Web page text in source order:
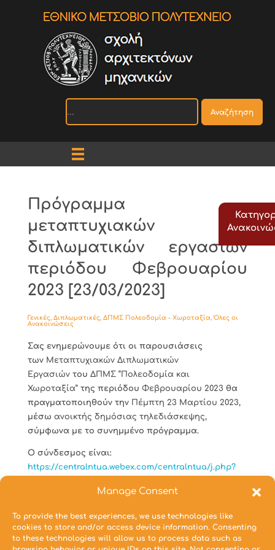
Manage Consent
To provide the best experiences, we use technologies like
cookies to store and/or access device information. Consenting
to these technologies will allow us to process data such as
Αναζήτηση
Πρόγραμμα
μεταπτυχιακών
διπλωματικών εργασιών
περιόδου Φεβρουαρίου
2023 [23/03/2023]
Γενικές, Διπλωματικές, ΔΠΜΣ Πολεοδομία - Χωροταξία,Όλες οι
Ανακοινώσεις
Σας ενημερώνουμε ότι οι παρουσιάσεις
των Μεταπτυχιακών Διπλωματικών
Εργασιών του ΔΠΜΣ “Πολεοδομία και
Χωροταξία” της περιόδου Φεβρουαρίου 2023 θα
πραγματοποιηθούν την Πέμπτη 23 Μαρτίου 2023,
μέσω ανοικτής δημόσιας τηλεδιάσκεψης,
σύμφωνα με το συνημμένο πρόγραμμα.
Ο σύνδεσμος είναι:
https://centralntua.webex.com/centralntua/j.php?
Συνημμένα Αρχεία
Πρόγραμμα Μεταπτυχιακών Διπλωματικών
Εργασιών περιόδου Φεβρουαρίου 2023